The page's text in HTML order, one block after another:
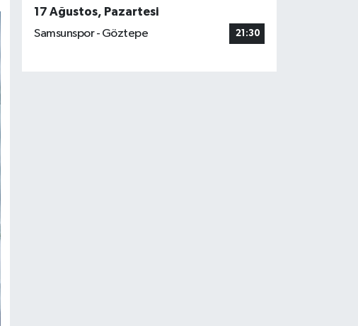
17 Ağustos, Pazartesi
Samsunspor - Göztepe
21:30